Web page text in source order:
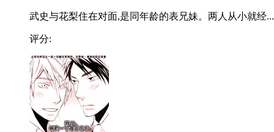
武史与花梨住在对面,是同年龄的表兄妹。两人从小就经...
评分: